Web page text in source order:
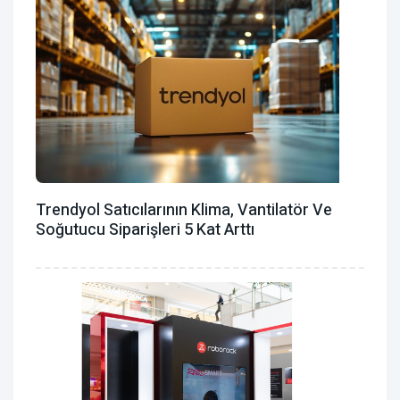
Trendyol Satıcılarının Klima, Vantilatör ‎ve
Soğutucu Siparişleri 5 Kat Arttı